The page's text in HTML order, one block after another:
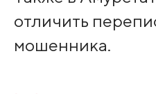
отличить
мошенника.